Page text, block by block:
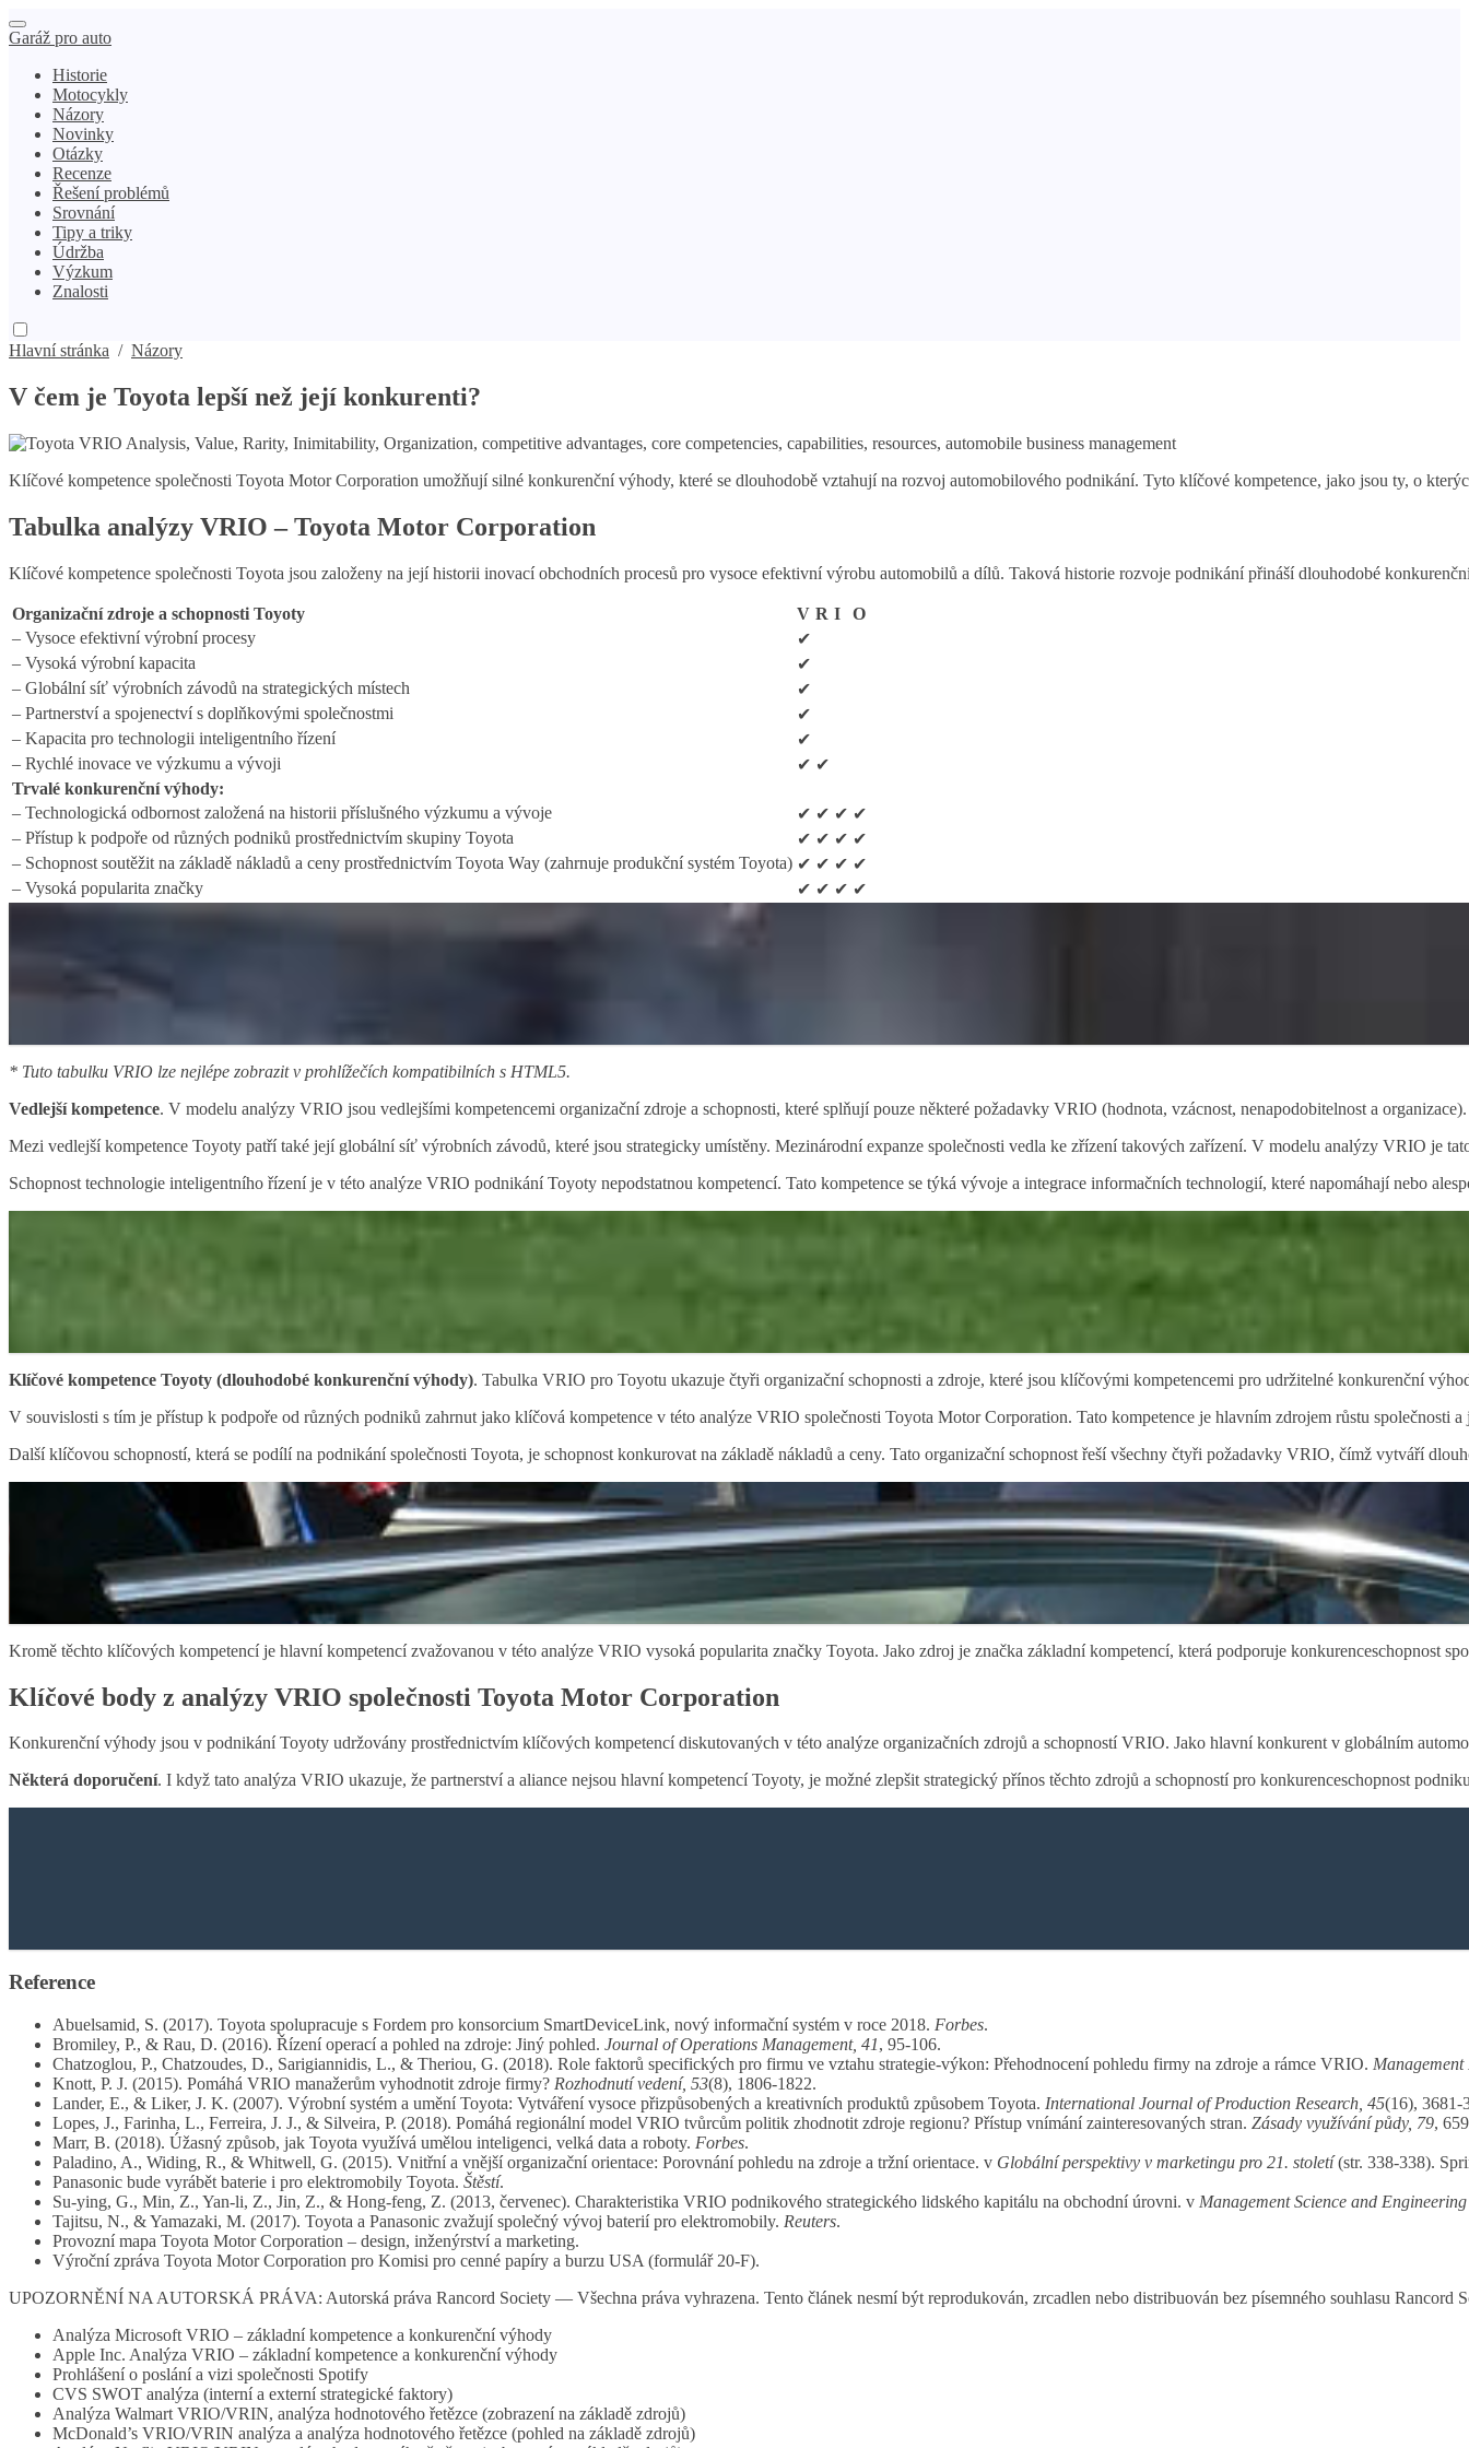
Garáž pro auto
Historie
Motocykly
Názory
Novinky
Otázky
Recenze
Řešení problémů
Srovnání
Tipy a triky
Údržba
Výzkum
Znalosti
Hlavní stránka / Názory
V čem je Toyota lepší než její konkurenti?
Klíčové kompetence společnosti Toyota Motor Corporation umožňují silné konkurenční výhody, které se dlouhodobě vztahují na rozvoj automobilového podnikání. Tyto klíčové kompetence, jako jsou ty, o
Tabulka analýzy VRIO – Toyota Motor Corporation
Klíčové kompetence společnosti Toyota jsou založeny na její historii inovací obchodních procesů pro vysoce efektivní výrobu automobilů a dílů. Taková historie rozvoje podnikání přináší dlouhodobé
Organizační zdroje a schopnosti Toyoty V R I
O
– Vysoce efektivní výrobní procesy
✔
– Vysoká výrobní kapacita
✔
– Globální síť výrobních závodů na strategických místech
✔
– Partnerství a spojenectví s doplňkovými společnostmi
✔
– Kapacita pro technologii inteligentního řízení
✔
– Rychlé inovace ve výzkumu a vývoji
✔ ✔
Trvalé konkurenční výhody:
– Technologická odbornost založená na historii příslušného výzkumu a vývoje
✔ ✔ ✔ ✔
– Přístup k podpoře od různých podniků prostřednictvím skupiny Toyota
✔ ✔ ✔ ✔
– Schopnost soutěžit na základě nákladů a ceny prostřednictvím Toyota Way (zahrnuje produkční systém Toyota) ✔ ✔ ✔ ✔
– Vysoká popularita značky
✔ ✔ ✔ ✔
* Tuto tabulku VRIO lze nejlépe zobrazit v prohlížečích kompatibilních s HTML5.
Vedlejší kompetence. V modelu analýzy VRIO jsou vedlejšími kompetencemi organizační zdroje a schopnosti, které splňují pouze některé požadavky VRIO (hodnota, vzácnost, nenapodobitelnost a
Mezi vedlejší kompetence Toyoty patří také její globální síť výrobních závodů, které jsou strategicky umístěny. Mezinárodní expanze společnosti vedla ke zřízení takových zařízení. V modelu analýzy VRIO
Schopnost technologie inteligentního řízení je v této analýze VRIO podnikání Toyoty nepodstatnou kompetencí. Tato kompetence se týká vývoje a integrace informačních technologií, které napomáhají nebo
Klíčové kompetence Toyoty (dlouhodobé konkurenční výhody). Tabulka VRIO pro Toyotu ukazuje čtyři organizační schopnosti a zdroje, které jsou klíčovými kompetencemi pro udržitelné konkurenční
V souvislosti s tím je přístup k podpoře od různých podniků zahrnut jako klíčová kompetence v této analýze VRIO společnosti Toyota Motor Corporation. Tato kompetence je hlavním zdrojem růstu
Další klíčovou schopností, která se podílí na podnikání společnosti Toyota, je schopnost konkurovat na základě nákladů a ceny. Tato organizační schopnost řeší všechny čtyři požadavky VRIO, čímž vytváří
Kromě těchto klíčových kompetencí je hlavní kompetencí zvažovanou v této analýze VRIO vysoká popularita značky Toyota. Jako zdroj je značka základní kompetencí, která podporuje
Klíčové body z analýzy VRIO společnosti Toyota Motor Corporation
Konkurenční výhody jsou v podnikání Toyoty udržovány prostřednictvím klíčových kompetencí diskutovaných v této analýze organizačních zdrojů a schopností VRIO. Jako hlavní konkurent v globálním
Některá doporučení. I když tato analýza VRIO ukazuje, že partnerství a aliance nejsou hlavní kompetencí Toyoty, je možné zlepšit strategický přínos těchto zdrojů a schopností pro konkurenceschopnost
Reference
Abuelsamid, S. (2017). Toyota spolupracuje s Fordem pro konsorcium SmartDeviceLink, nový informační systém v roce 2018. Forbes.
Bromiley, P., & Rau, D. (2016). Řízení operací a pohled na zdroje: Jiný pohled. Journal of Operations Management, 41, 95-106.
Chatzoglou, P., Chatzoudes, D., Sarigiannidis, L., & Theriou, G. (2018). Role faktorů specifických pro firmu ve vztahu strategie-výkon: Přehodnocení pohledu firmy na zdroje a rámce VRIO. Management
Knott, P. J. (2015). Pomáhá VRIO manažerům vyhodnotit zdroje firmy? Rozhodnutí vedení, 53(8), 1806-1822.
Lander, E., & Liker, J. K. (2007). Výrobní systém a umění Toyota: Vytváření vysoce přizpůsobených a kreativních produktů způsobem Toyota. International Journal of Production Research, 45(16), 3681-
Lopes, J., Farinha, L., Ferreira, J. J., & Silveira, P. (2018). Pomáhá regionální model VRIO tvůrcům politik zhodnotit zdroje regionu? Přístup vnímání zainteresovaných stran. Zásady využívání půdy, 79,
Marr, B. (2018). Úžasný způsob, jak Toyota využívá umělou inteligenci, velká data a roboty. Forbes.
Paladino, A., Widing, R., & Whitwell, G. (2015). Vnitřní a vnější organizační orientace: Porovnání pohledu na zdroje a tržní orientace. v Globální perspektivy v marketingu pro 21. století(str. 338-338).
Panasonic bude vyrábět baterie i pro elektromobily Toyota. Štěstí.
Su-ying, G., Min, Z., Yan-li, Z., Jin, Z., & Hong-feng, Z. (2013, červenec). Charakteristika VRIO podnikového strategického lidského kapitálu na obchodní úrovni. v Management Science and
Tajitsu, N., & Yamazaki, M. (2017). Toyota a Panasonic zvažují společný vývoj baterií pro elektromobily. Reuters.
Provozní mapa Toyota Motor Corporation – design, inženýrství a marketing.
Výroční zpráva Toyota Motor Corporation pro Komisi pro cenné papíry a burzu USA (formulář 20-F).
UPOZORNĚNÍ NA AUTORSKÁ PRÁVA: Autorská práva Rancord Society — Všechna práva vyhrazena. Tento článek nesmí být reprodukován, zrcadlen nebo distribuován bez písemného souhlasu Rancord
Analýza Microsoft VRIO – základní kompetence a konkurenční výhody
Apple Inc. Analýza VRIO – základní kompetence a konkurenční výhody
Prohlášení o poslání a vizi společnosti Spotify
CVS SWOT analýza (interní a externí strategické faktory)
Analýza Walmart VRIO/VRIN, analýza hodnotového řetězce (zobrazení na základě zdrojů)
McDonald’s VRIO/VRIN analýza a analýza hodnotového řetězce (pohled na základě zdrojů)